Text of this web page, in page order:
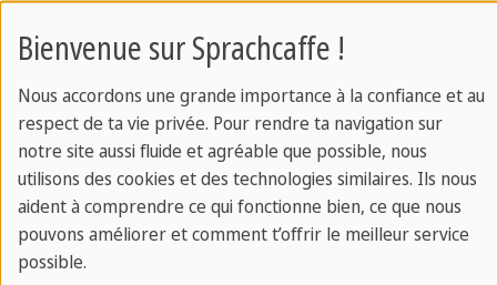
participants travaillent bien évidemment les règles
de base de la langue - grammaire, conjugaison,
vocabulaire - mais toujours dans une optique de
communicationavec l'autre, afin de leur donner
confiance en eux lorsqu'ils s'expriment dans la
langue.
De plus, nos groupes d'élèves sont souvent très
Bienvenue sur Sprachcaffe !
Nous accordons une grande importance à la confiance et au
respect de ta vie privée. Pour rendre ta navigation sur
notre site aussi fluide et agréable que possible, nous
utilisons des cookies et des technologies similaires. Ils nous
aident à comprendre ce qui fonctionne bien, ce que nous
pouvons améliorer et comment t’offrir le meilleur service
possible.